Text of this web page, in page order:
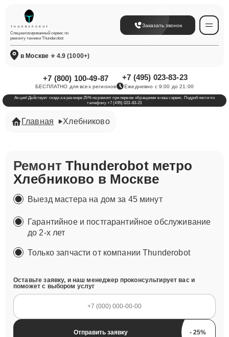
Специализированный сервис по
ремонту техники Thunderobot
Заказать звонок
в Москве ⭐ 4.9 (1000+)
+7 (800) 100-49-87
БЕСПЛАТНО для всех регионов
+7 (495) 023-83-23
Ежедневно с 9:00 до 21:00
Акция! Действует скидка в размере 25% на ремонт при первом обращении в наш сервис. Подробности по
телефону +7 (495) 023-83-23
Главная Хлебниково
РемонтThunderobot метро
Хлебниково в Москве
Выезд мастера на дом за 45 минут
Гарантийное и постгарантийное обслуживание
до 2-х лет
Только запчасти от компании Thunderobot
Оставьте заявку, и наш менеджер проконсультирует вас и
поможет с выбором услуг
Отправить заявку